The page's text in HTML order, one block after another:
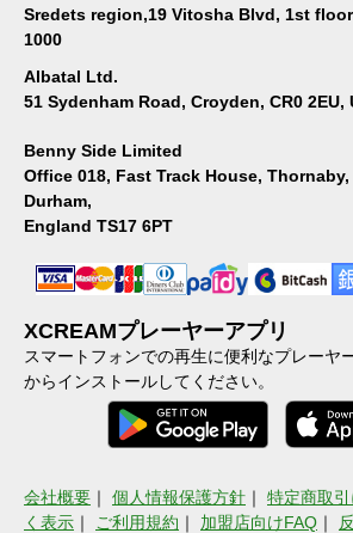
Sredets region,19 Vitosha Blvd, 1st
1000
Albatal Ltd.
51 Sydenham Road, Croyden, CR0
Benny Side Limited
Office 018, Fast Track House,
Durham,
England TS17 6PT
XCREAMプレーヤーアプリ
スマートフォンでの再生に便利なプレーヤ
からインストールしてください。
会社概要 ｜ 個人情報保護方針 ｜ 特定商取
く表示 ｜ ご利用規約 ｜ 加盟店向けFAQ ｜